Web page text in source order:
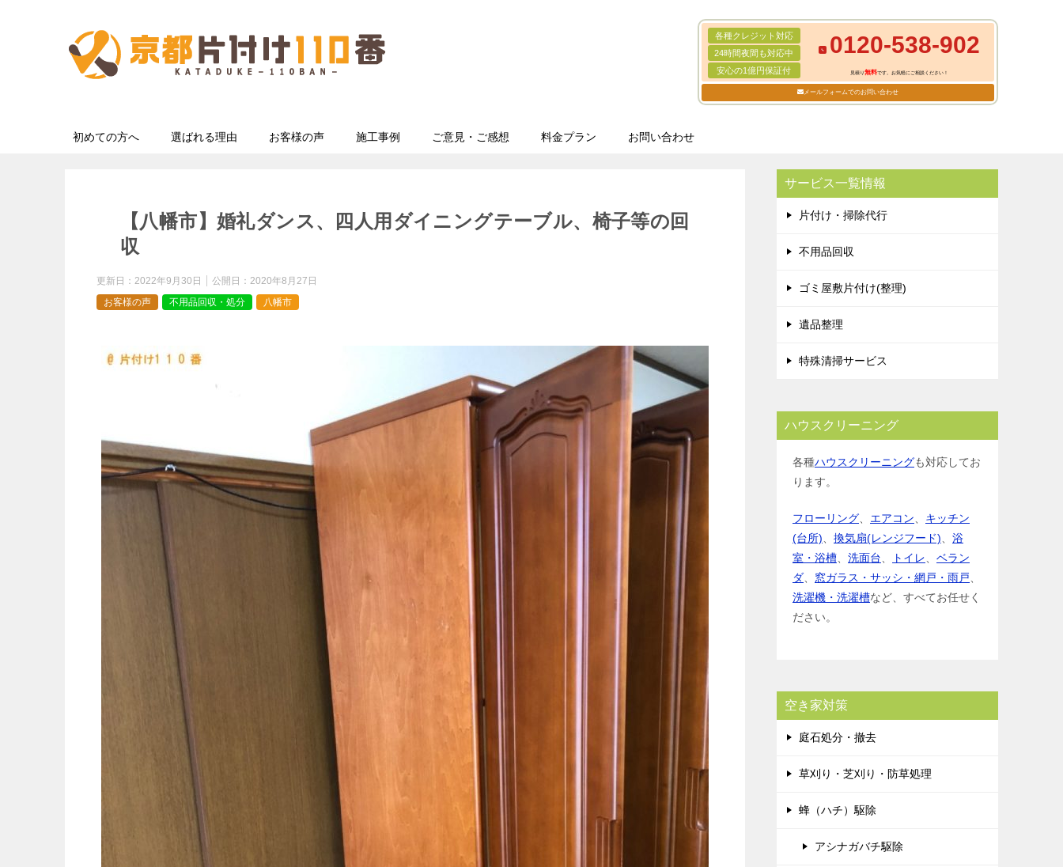
各種クレジット対応
24時間夜間も対応中
安心の1億円保証付
0120-538-902
見積り無料です。お気軽にご相談ください！
メールフォームでのお問い合わせ
初めての方へ 選ばれる理由 お客様の声 施工事例 ご意見・ご感想 料金プラン お問い合わせ
【八幡市】婚礼ダンス、四人用ダイニングテーブル、椅子等の回
収
更新日： 2022年9月30日 公開日： 2020年8月27日
お客様の声
不用品回収・処分 八幡市
サービス一覧情報
片付け・掃除代行
不用品回収
ゴミ屋敷片付け(整理)
遺品整理
特殊清掃サービス
ハウスクリーニング
各種ハウスクリーニングも対応してお
ります。
フローリング エアコン
キッチン
(台所)
換気扇(レンジフード)
浴
室・浴槽
洗面台 トイレ
ベラン
ダ
窓ガラス・サッシ・網戸・雨戸
洗濯機・洗濯槽など、すべてお任せく
ださい。
空き家対策
庭石処分・撤去
草刈り・芝刈り・防草処理
蜂（ハチ）駆除
アシナガバチ駆除